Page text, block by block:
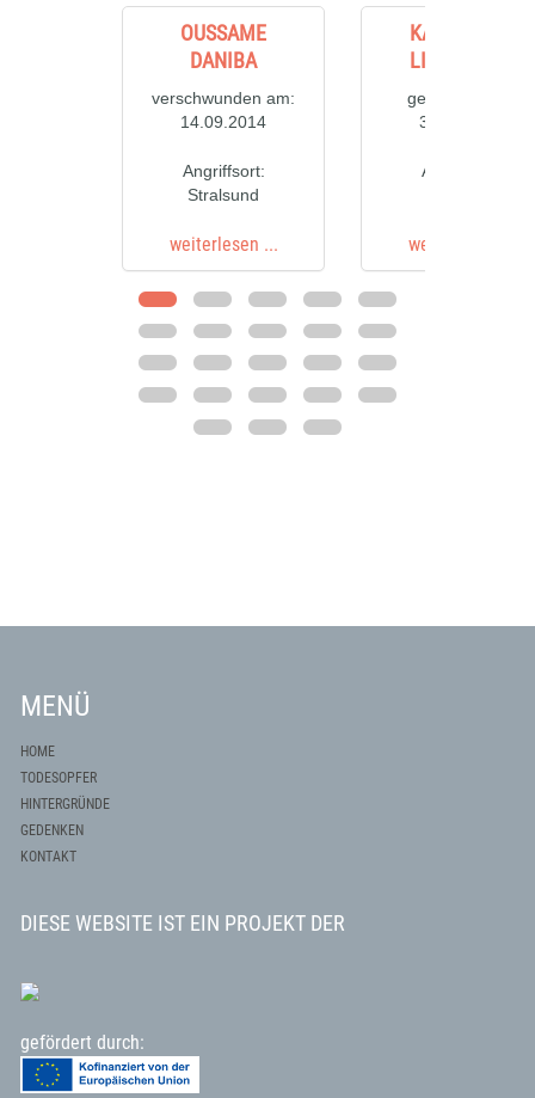
OUSSAME
DANIBA
verschwunden am:
14.09.2014
Angriffsort:
Stralsund
weiterlesen ...
KARL-HEINZ
LIECKFELDT
gestorben am:
30.09.2012
Angriffsort:
weiterlesen ...
MENÜ
HOME
TODESOPFER
HINTERGRÜNDE
GEDENKEN
KONTAKT
DIESE WEBSITE IST EIN PROJEKT DER
gefördert durch: